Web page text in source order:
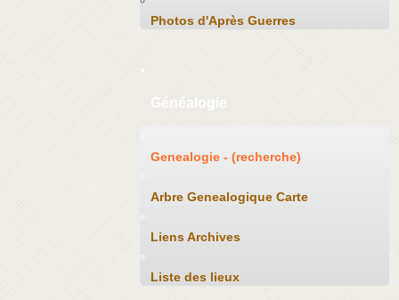
Photos d'Après Guerres
Généalogie
Genealogie - (recherche)
Arbre Genealogique Carte
Liens Archives
Liste des lieux